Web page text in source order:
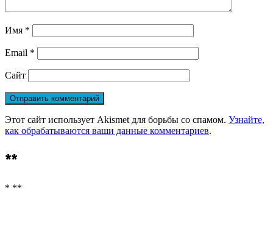
Имя *
Email *
Сайт
Этот сайт использует Akismet для борьбы со спамом. Узнайте,
как обрабатываются ваши данные комментариев.
**
* **